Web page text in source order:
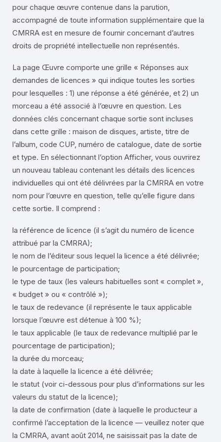
pour chaque œuvre contenue dans la parution,
accompagné de toute information supplémentaire que la
CMRRA est en mesure de fournir concernant d’autres
droits de propriété intellectuelle non représentés.
La page Œuvre comporte une grille « Réponses aux
demandes de licences » qui indique toutes les sorties
pour lesquelles : 1) une réponse a été générée, et 2) un
morceau a été associé à l’œuvre en question. Les
données clés concernant chaque sortie sont incluses
dans cette grille : maison de disques, artiste, titre de
l’album, code CUP, numéro de catalogue, date de sortie
et type. En sélectionnant l’option Afficher, vous ouvrirez
un nouveau tableau contenant les détails des licences
individuelles qui ont été délivrées par la CMRRA en votre
nom pour l’œuvre en question, telle qu’elle figure dans
cette sortie. Il comprend :
la référence de licence (il s’agit du numéro de licence
attribué par la CMRRA);
le nom de l’éditeur sous lequel la licence a été délivrée;
le pourcentage de participation;
le type de taux (les valeurs habituelles sont « complet »,
« budget » ou « contrôlé »);
le taux de redevance (il représente le taux applicable
lorsque l’œuvre est détenue à 100 %);
le taux applicable (le taux de redevance multiplié par le
pourcentage de participation);
la durée du morceau;
la date à laquelle la licence a été délivrée;
le statut (voir ci-dessous pour plus d’informations sur les
valeurs du statut de la licence);
la date de confirmation (date à laquelle le producteur a
confirmé l’acceptation de la licence — veuillez noter que
la CMRRA, avant août 2014, ne saisissait pas la date de